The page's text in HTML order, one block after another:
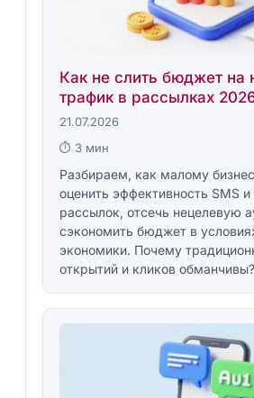
Как не слить бюджет на
трафик в рассылках
21.07.2026
⏱ 3 мин
Разбираем, как малому
оценить эффективность SMS
рассылок, отсечь нецелевую
сэкономить бюджет в
экономики. Почему
открытий и кликов обманчивы?